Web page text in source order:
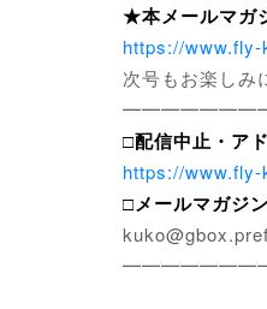
★本メールマガ
https://
次号もお楽しみ
□配信中止・ア
https://
□メールマガジ